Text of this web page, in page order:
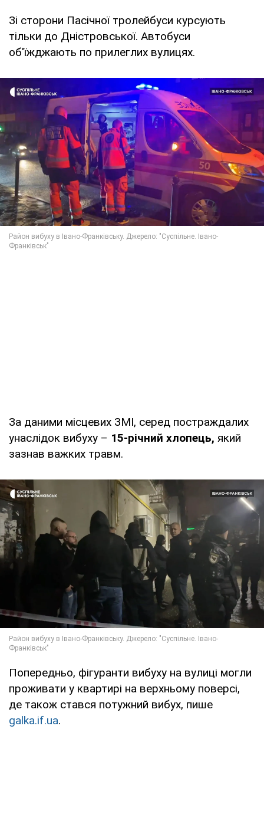
Зі сторони Пасічної тролейбуси курсують
тільки до Дністровської. Автобуси
об'їжджають по прилеглих вулицях.
За даними місцевих ЗМІ, серед постраждалих
унаслідок вибуху – 15-річний хлопець, який
зазнав важких травм.
Попередньо, фігуранти вибуху на вулиці могли
проживати у квартирі на верхньому поверсі,
де також стався потужний вибух, пише
galka.if.ua.